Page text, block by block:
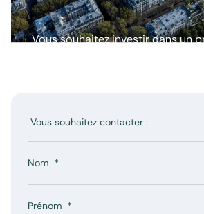
Vous souhaitez investir dans un
Nom
Prénom